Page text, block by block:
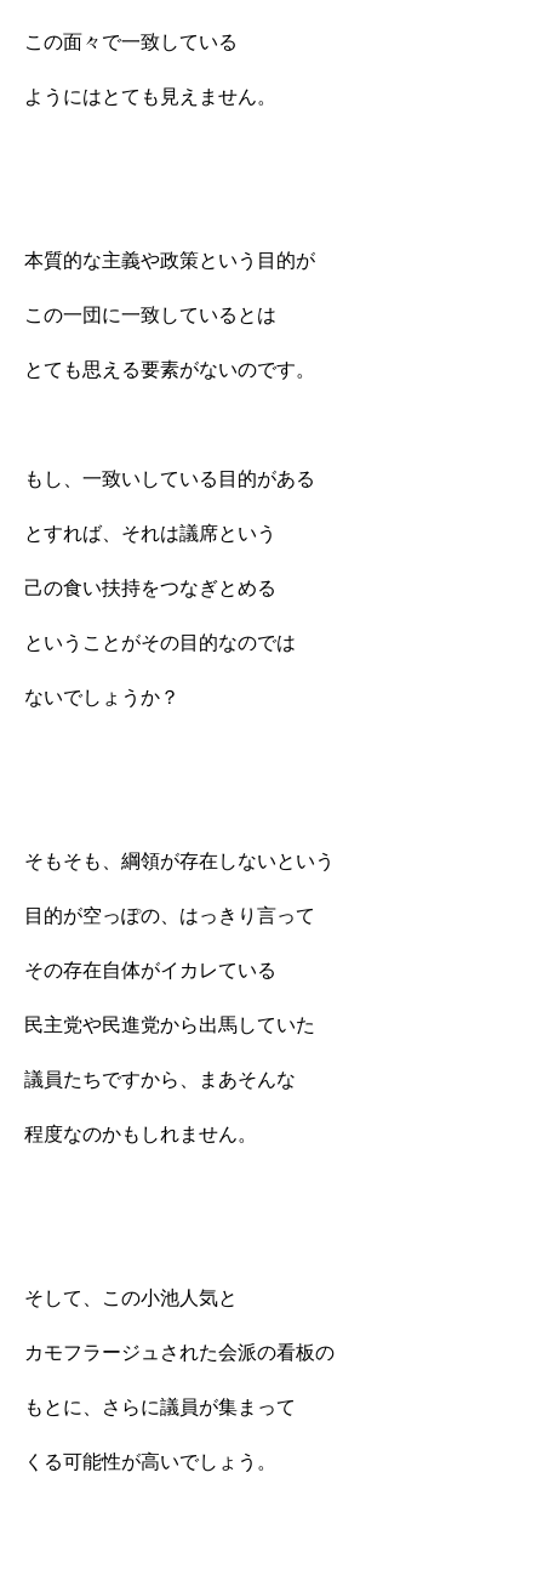
この面々で一致している
ようにはとても見えません。
本質的な主義や政策という目的が
この一団に一致しているとは
とても思える要素がないのです。
もし、一致いしている目的がある
とすれば、それは議席という
己の食い扶持をつなぎとめる
ということがその目的なのでは
ないでしょうか？
そもそも、綱領が存在しないという
目的が空っぽの、はっきり言って
その存在自体がイカレている
民主党や民進党から出馬していた
議員たちですから、まあそんな
程度なのかもしれません。
そして、この小池人気と
カモフラージュされた会派の看板の
もとに、さらに議員が集まって
くる可能性が高いでしょう。